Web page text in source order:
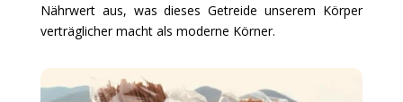
Nährwert aus, was dieses Getreide unserem Körper
verträglicher macht als moderne Körner.